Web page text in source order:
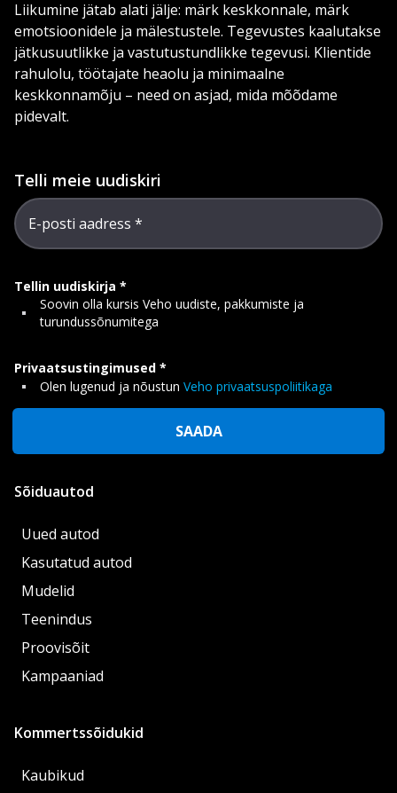
Liikumine jätab alati jälje: märk keskkonnale, märk
emotsioonidele ja mälestustele. Tegevustes kaalutakse
jätkusuutlikke ja vastutustundlikke tegevusi. Klientide
rahulolu, töötajate heaolu ja minimaalne
keskkonnamõju – need on asjad, mida mõõdame
pidevalt.
Telli meie uudiskiri
E-posti aadress
Tellin uudiskirja
Soovin olla kursis Veho uudiste, pakkumiste ja
turundussõnumitega
Privaatsustingimused
Olen lugenud ja nõustun Veho privaatsuspoliitikaga
SAADA
Sõiduautod
Uued autod
Kasutatud autod
Mudelid
Teenindus
Proovisõit
Kampaaniad
Kommertssõidukid
Kaubikud